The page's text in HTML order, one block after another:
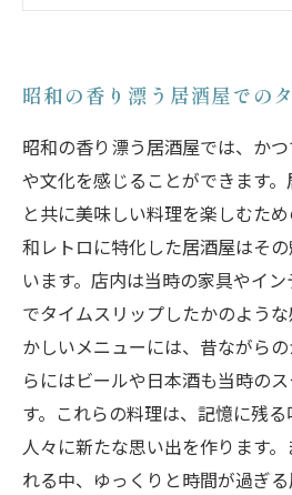
居酒屋で味わう、昭和の象
懐かしさを求めて、昭和レ
振り返る
昭和の香り漂う居酒屋での
昭和の香り漂う居酒屋では、か
や文化を感じることができます
と共に美味しい料理を楽しむた
和レトロに特化した居酒屋はそ
います。店内は当時の家具やイ
でタイムスリップしたかのよう
かしいメニューには、昔ながら
らにはビールや日本酒も当時の
す。これらの料理は、記憶に残
人々に新たな思い出を作ります
れる中、ゆっくりと時間が過ぎる